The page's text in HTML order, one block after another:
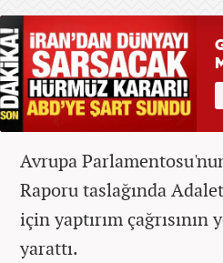
Avrupa
Raporu taslağında
için yaptırım çağrısının
yarattı.